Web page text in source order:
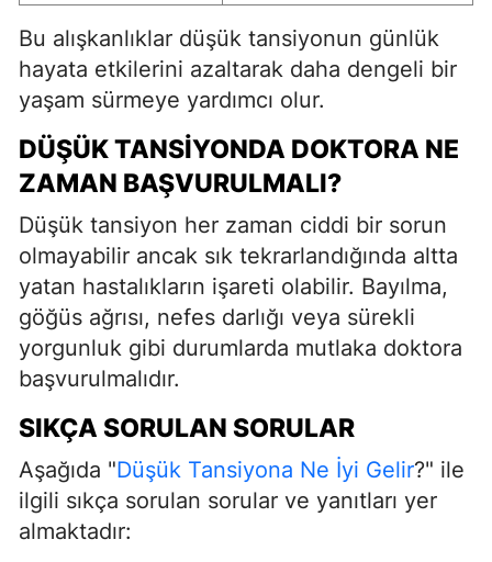
Bu alışkanlıklar düşük tansiyonun günlük
hayata etkilerini azaltarak daha dengeli bir
yaşam sürmeye yardımcı olur.
DÜŞÜK TANSIYONDA DOKTORA NE
ZAMAN BAŞVURULMALI?
Düşük tansiyon her zaman ciddi bir sorun
olmayabilir ancak sık tekrarlandığında altta
yatan hastalıkların işareti olabilir. Bayılma,
göğüs ağrısı, nefes darlığı veya sürekli
yorgunluk gibi durumlarda mutlaka doktora
başvurulmalıdır.
SIKÇA SORULAN SORULAR
Aşağıda "Düşük Tansiyona Ne İyi Gelir?" ile
ilgili sıkça sorulan sorular ve yanıtları yer
almaktadır: